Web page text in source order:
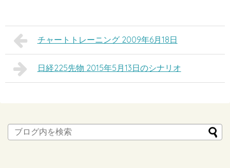
チャートトレーニング 2009年6月18日
日経225先物 2015年5月13日のシナリオ